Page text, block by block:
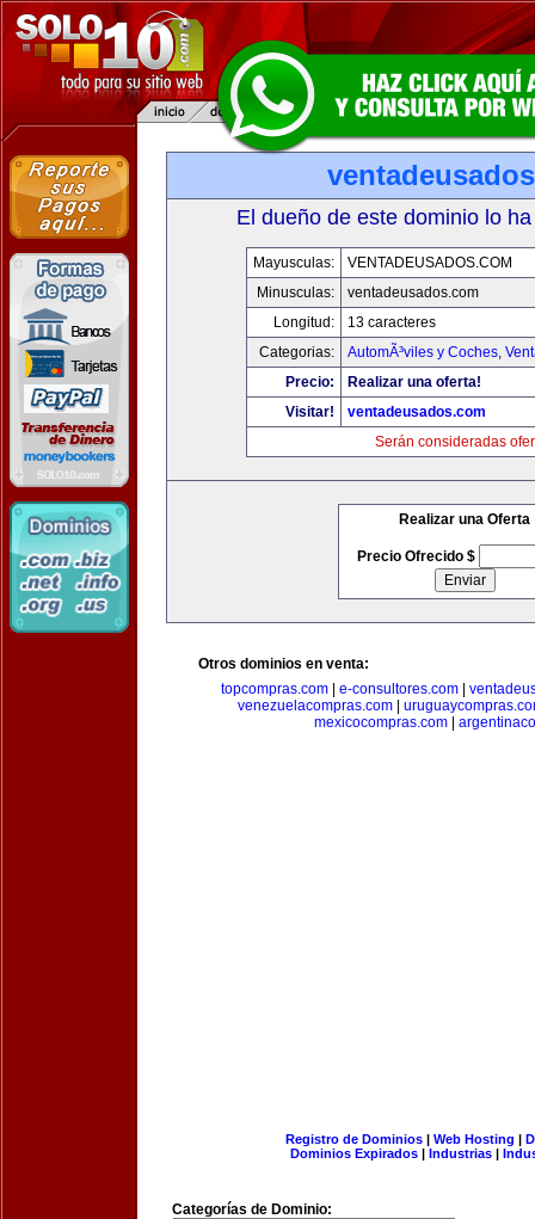
El dueño de este dominio lo
Mayusculas:
VENTADEUSADOS.COM
Minusculas:
ventadeusados.com
Longitud:
13 caracteres
Categorias:
AutomÃ³viles y Coches,
Precio:
Realizar una oferta!
Visitar!
ventadeusados.com
Serán consideradas
Realizar una Oferta
Precio Ofrecido $
Otros dominios en venta:
topcompras.com
e-consultores.com
venezuelacompras.com|
mexicocompras.com
Registro de Dominios| Web Hosting |
Dominios Expirados | Industrias |
Categorías de Dominio: